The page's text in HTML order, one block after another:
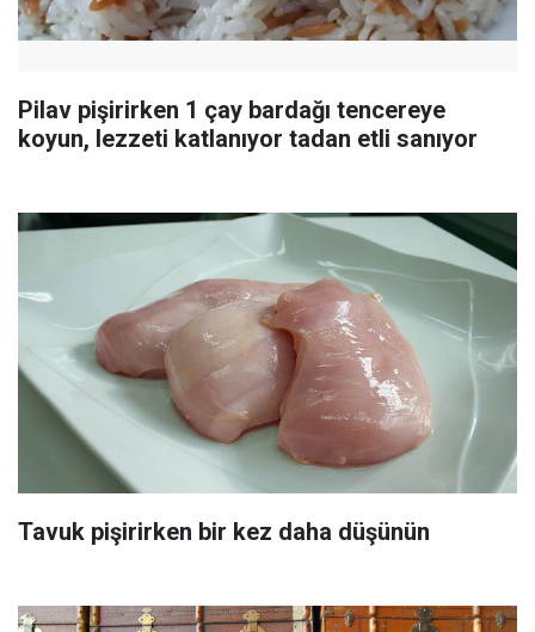
Pilav pişirirken 1 çay bardağı tencereye
koyun, lezzeti katlanıyor tadan etli sanıyor
Tavuk pişirirken bir kez daha düşünün